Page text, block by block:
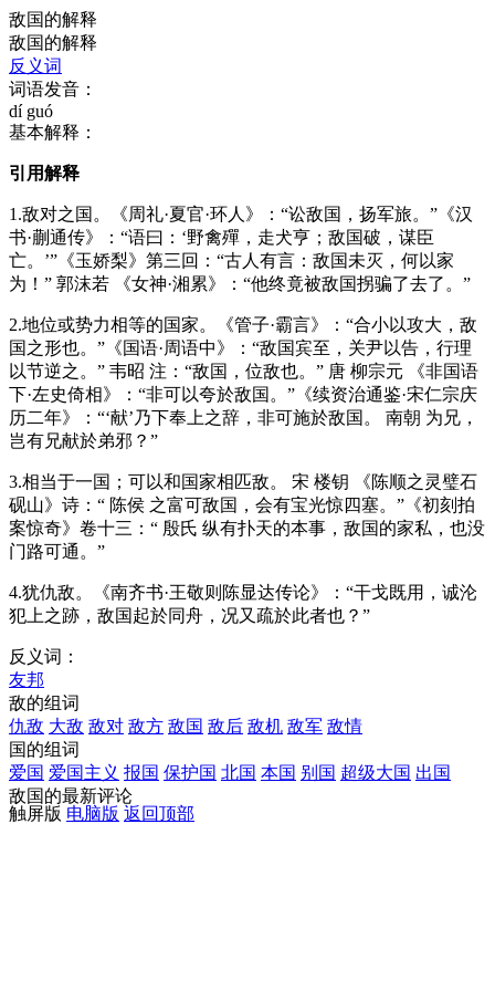
敌国的解释
敌国的解释
反义词
词语发音：
dí guó
基本解释：
引用解释
1.敌对之国。《周礼·夏官·环人》：“讼敌国，扬军旅。”《汉
书·蒯通传》：“语曰：‘野禽殫，走犬亨；敌国破，谋臣
亡。’”《玉娇梨》第三回：“古人有言：敌国未灭，何以家
为！” 郭沫若 《女神·湘累》：“他终竟被敌国拐骗了去了。”
2.地位或势力相等的国家。《管子·霸言》：“合小以攻大，敌
国之形也。”《国语·周语中》：“敌国宾至，关尹以告，行理
以节逆之。” 韦昭 注：“敌国，位敌也。” 唐 柳宗元 《非国语
下·左史倚相》：“非可以夸於敌国。”《续资治通鉴·宋仁宗庆
历二年》：“‘献’乃下奉上之辞，非可施於敌国。 南朝 为兄，
岂有兄献於弟邪？”
3.相当于一国；可以和国家相匹敌。 宋 楼钥 《陈顺之灵璧石
砚山》诗：“ 陈侯 之富可敌国，会有宝光惊四塞。”《初刻拍
案惊奇》卷十三：“ 殷氏 纵有扑天的本事，敌国的家私，也没
门路可通。”
4.犹仇敌。《南齐书·王敬则陈显达传论》：“干戈既用，诚沦
犯上之跡，敌国起於同舟，况又疏於此者也？”
反义词：
友邦
敌的组词
仇敌 大敌 敌对 敌方 敌国 敌后 敌机 敌军 敌情
国的组词
爱国 爱国主义 报国 保护国 北国 本国 别国 超级大国 出国
敌国的最新评论
触屏版 电脑版 返回顶部